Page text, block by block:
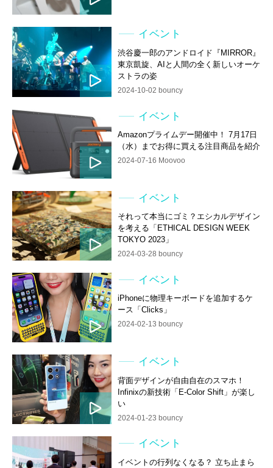
イベント
渋谷慶一郎のアンドロイド『MIRROR』
東京凱旋、AIと人間の全く新しいオーケ
ストラの姿
2024-10-02 bouncy
イベント
Amazonプライムデー開催中！ 7月17日
（水）までお得に買える注目商品を紹介
2024-07-16 Moovoo
イベント
それって本当にゴミ？エシカルデザイン
を考える「ETHICAL DESIGN WEEK
TOKYO 2023」
2024-03-28 bouncy
イベント
iPhoneに物理キーボードを追加するケ
ース「Clicks」
2024-02-13 bouncy
イベント
背面デザインが自由自在のスマホ！
Infinixの新技術「E-Color Shift」が楽し
い
2024-01-23 bouncy
イベント
イベントの行列なくなる？ 立ち止まら